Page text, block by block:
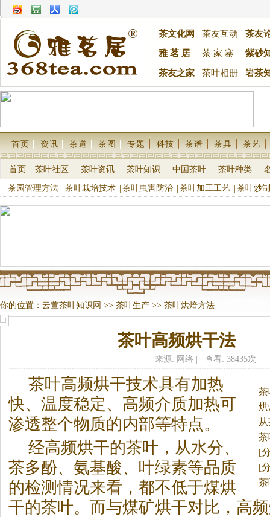
茶文化网 茶友互动
茶友
雅 茗 居
茶 家 寨 紫砂
茶友之家 茶叶相册 岩茶
首页 资讯 茶道 茶图 专题 科技 茶谱 茶具 茶艺
首页 茶叶社区 茶叶资讯 茶叶知识 中国茶叶 茶叶种类
茶园管理方法 茶叶栽培技术 茶叶虫害防治 茶叶加工工艺 茶叶炒
你的位置： 云萱茶叶知识网 >> 茶叶生产 >> 茶叶烘焙方法
茶叶高频烘干法
来源: 网络 | 查看: 38435次
[
[
茶叶高频烘干技术具有加热
快、温度稳定、高频介质加热可
渗透整个物质的内部等特点。
经高频烘干的茶叶，从水分、
茶多酚、氨基酸、叶绿素等品质
的检测情况来看，都不低于煤烘
干的茶叶。而与煤矿烘干对比，高